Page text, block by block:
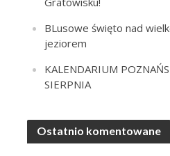
BLusowe święto nad
jeziorem
KALENDARIUM
SIERPNIA
Ostatnio komentowane